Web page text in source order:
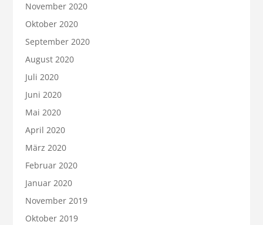
November 2020
Oktober 2020
September 2020
August 2020
Juli 2020
Juni 2020
Mai 2020
April 2020
März 2020
Februar 2020
Januar 2020
November 2019
Oktober 2019